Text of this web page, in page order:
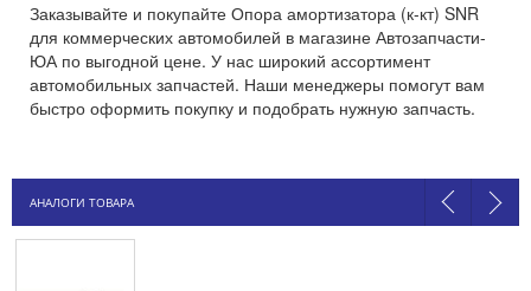
Заказывайте и покупайте Опора амортизатора (к-кт) SNR
для коммерческих автомобилей в магазине Автозапчасти-
ЮА по выгодной цене. У нас широкий ассортимент
автомобильных запчастей. Наши менеджеры помогут вам
быстро оформить покупку и подобрать нужную запчасть.
АНАЛОГИ ТОВАРА